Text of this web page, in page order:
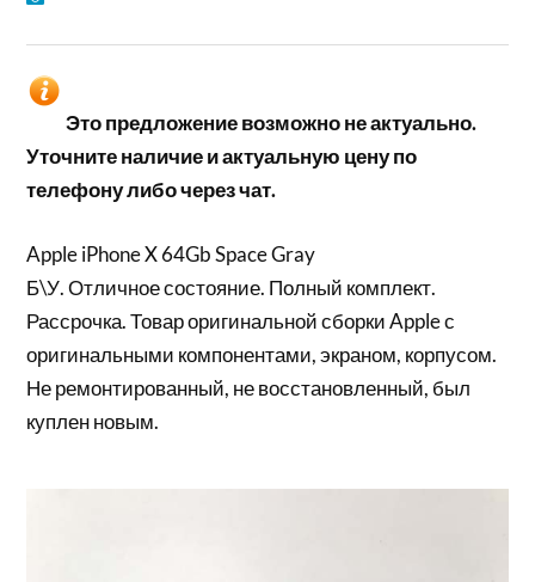
Это предложение возможно не актуально.
Уточните наличие и актуальную цену по
телефону либо через чат.
Apple iPhone X 64Gb Space Gray
Б\У. Отличное состояние. Полный комплект.
Рассрочка. Товар оригинальной сборки Apple с
оригинальными компонентами, экраном, корпусом.
Не ремонтированный, не восстановленный, был
куплен новым.